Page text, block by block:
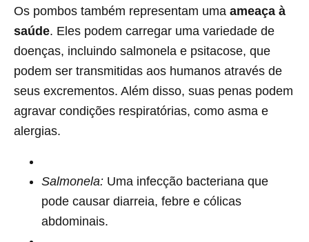
Os pombos também representam uma ameaça à
saúde. Eles podem carregar uma variedade de
doenças, incluindo salmonela e psitacose, que
podem ser transmitidas aos humanos através de
seus excrementos. Além disso, suas penas podem
agravar condições respiratórias, como asma e
alergias.
Salmonela: Uma infecção bacteriana que
pode causar diarreia, febre e cólicas
abdominais.